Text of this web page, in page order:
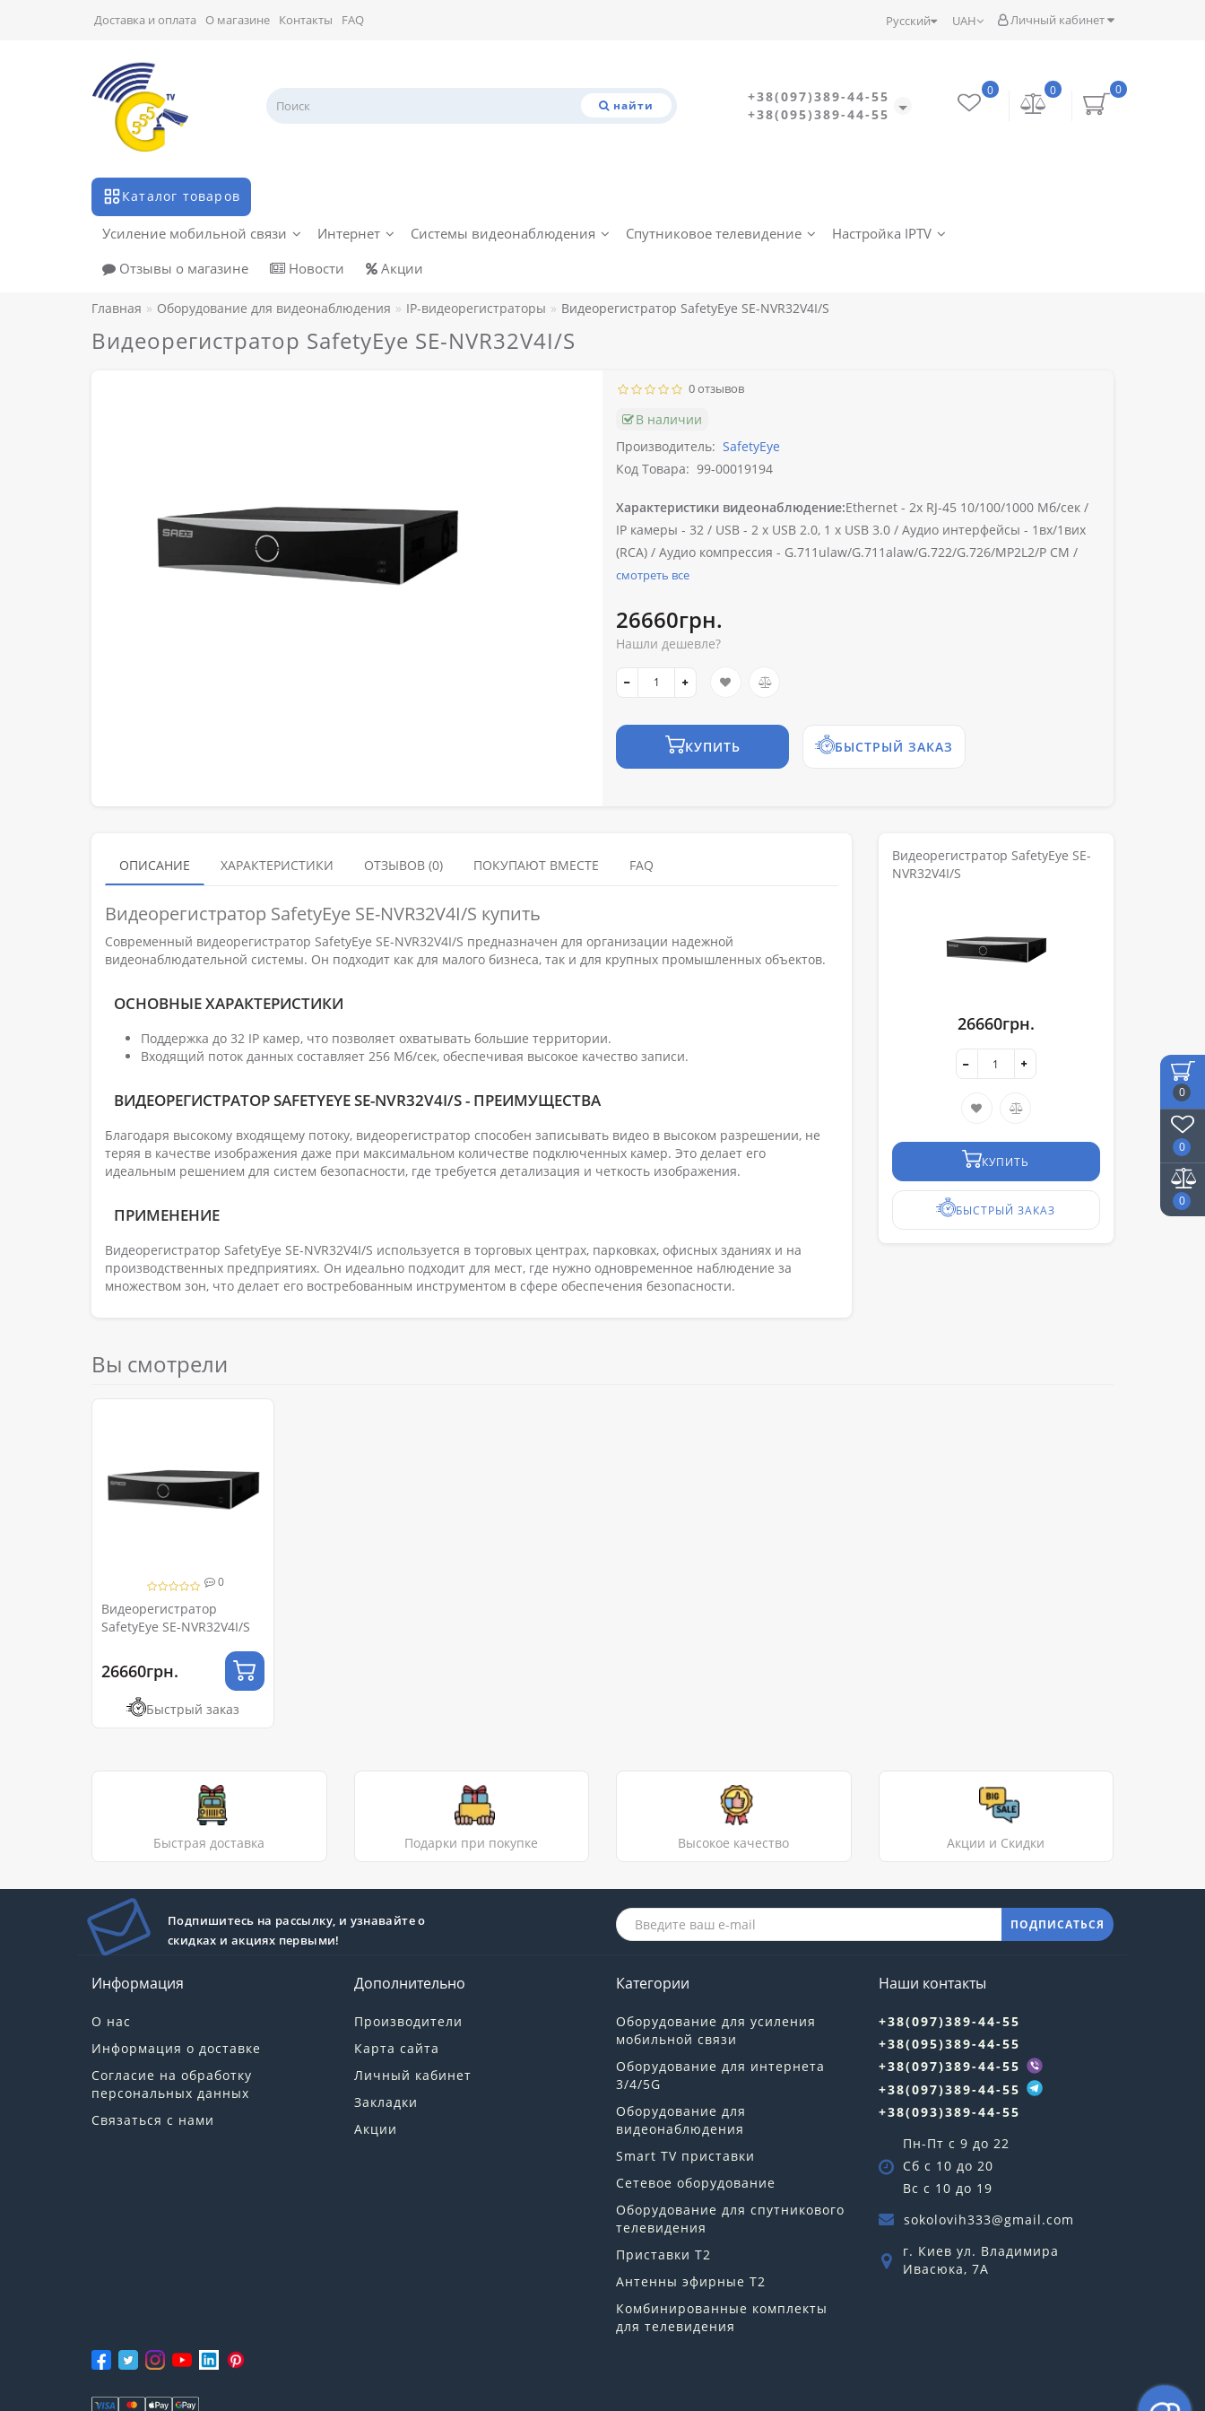
0
0
0
Личный кабинет
UAH
Русский
Доставка и оплата О магазине Контакты FAQ
найти
+38(097)389-44-55
+38(095)389-44-55
0
0
0
Каталог товаров
Усиление мобильной связи Интернет Системы видеонаблюдения Спутниковое телевидение
Настройка IPTV
Отзывы о магазине
Новости Акции
Главная Оборудование для видеонаблюдения IP-видеорегистраторы Видеорегистратор SafetyEye SE-NVR32V4I/S
Видеорегистратор SafetyEye SE-NVR32V4I/S
0 отзывов
В наличии
Производитель: SafetyEye
Код Товара: 99-00019194
Характеристики видеонаблюдение:Ethernet - 2x RJ-45 10/100/1000 Мб/сек /
IP камеры - 32 / USB - 2 х USB 2.0, 1 х USB 3.0 / Аудио интерфейсы - 1вх/1вих
(RCA) / Аудио компрессия - G.711ulaw/G.711alaw/G.722/G.726/MP2L2/P CM /
смотреть все
26660грн.
Нашли дешевле?
КУПИТЬ БЫСТРЫЙ ЗАКАЗ
ОПИСАНИЕ ХАРАКТЕРИСТИКИ ОТЗЫВОВ (0) ПОКУПАЮТ ВМЕСТЕ FAQ
Видеорегистратор SafetyEye SE-NVR32V4I/S купить
Современный видеорегистратор SafetyEye SE-NVR32V4I/S предназначен для организации надежной
видеонаблюдательной системы. Он подходит как для малого бизнеса, так и для крупных промышленных объектов.
ОСНОВНЫЕ ХАРАКТЕРИСТИКИ
Поддержка до 32 IP камер, что позволяет охватывать большие территории.
Входящий поток данных составляет 256 Мб/сек, обеспечивая высокое качество записи.
ВИДЕОРЕГИСТРАТОР SAFETYEYE SE-NVR32V4I/S - ПРЕИМУЩЕСТВА
Благодаря высокому входящему потоку, видеорегистратор способен записывать видео в высоком разрешении, не
теряя в качестве изображения даже при максимальном количестве подключенных камер. Это делает его
идеальным решением для систем безопасности, где требуется детализация и четкость изображения.
ПРИМЕНЕНИЕ
Видеорегистратор SafetyEye SE-NVR32V4I/S используется в торговых центрах, парковках, офисных зданиях и на
производственных предприятиях. Он идеально подходит для мест, где нужно одновременное наблюдение за
множеством зон, что делает его востребованным инструментом в сфере обеспечения безопасности.
Видеорегистратор SafetyEye SE-
NVR32V4I/S
26660грн.
КУПИТЬ
БЫСТРЫЙ ЗАКАЗ
Вы смотрели
0
Видеорегистратор
SafetyEye SE-NVR32V4I/S
26660грн.
Быстрый заказ
Быстрая доставка Подарки при покупке Высокое качество Акции и Скидки
Подпишитесь на рассылку, и узнавайте о
скидках и акциях первыми!
ПОДПИСАТЬСЯ
Информация
О нас
Информация о доставке
Согласие на обработку
персональных данных
Связаться с нами
Дополнительно
Производители
Карта сайта
Личный кабинет
Закладки
Акции
Категории
Оборудование для усиления
мобильной связи
Оборудование для интернета
3/4/5G
Оборудование для
видеонаблюдения
Smart TV приставки
Сетевое оборудование
Оборудование для спутникового
телевидения
Приставки Т2
Антенны эфирные Т2
Комбинированные комплекты
для телевидения
Наши контакты
+38(097)389-44-55
+38(095)389-44-55
+38(097)389-44-55
+38(097)389-44-55
+38(093)389-44-55
Пн-Пт с 9 до 22
Сб с 10 до 20
Вс с 10 до 19
sokolovih333@gmail.com
г. Киев ул. Владимира
Ивасюка, 7А